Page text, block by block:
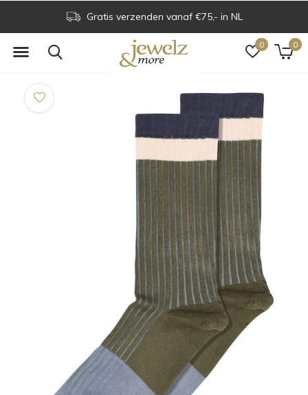
0 0
Gratis verzenden vanaf €75,- in NL